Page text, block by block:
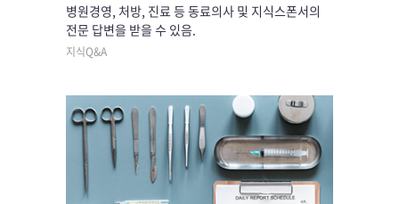
병원경영, 처방, 진료 등 동료의사 및 지식스폰서의
전문 답변을 받을 수 있음.
지식Q&A